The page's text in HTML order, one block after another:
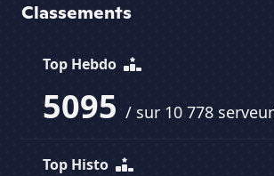
Classements
Top Hebdo
5095 / sur 10 778
Top Histo